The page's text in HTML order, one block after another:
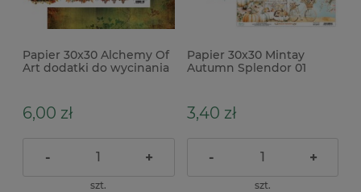
Papier 30x30 Alchemy Of
Art dodatki do wycinania
6,00 zł
- +
szt.
Papier 30x30 Mintay
Autumn Splendor 01
3,40 zł
- +
szt.